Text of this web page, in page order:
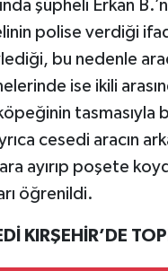
şüpheli Erkan
polise verdiği
bu nedenle
ise ikili
köpeğinin
cesedi aracın
ayırıp poşete
öğrenildi.
KIRŞEHİR’DE